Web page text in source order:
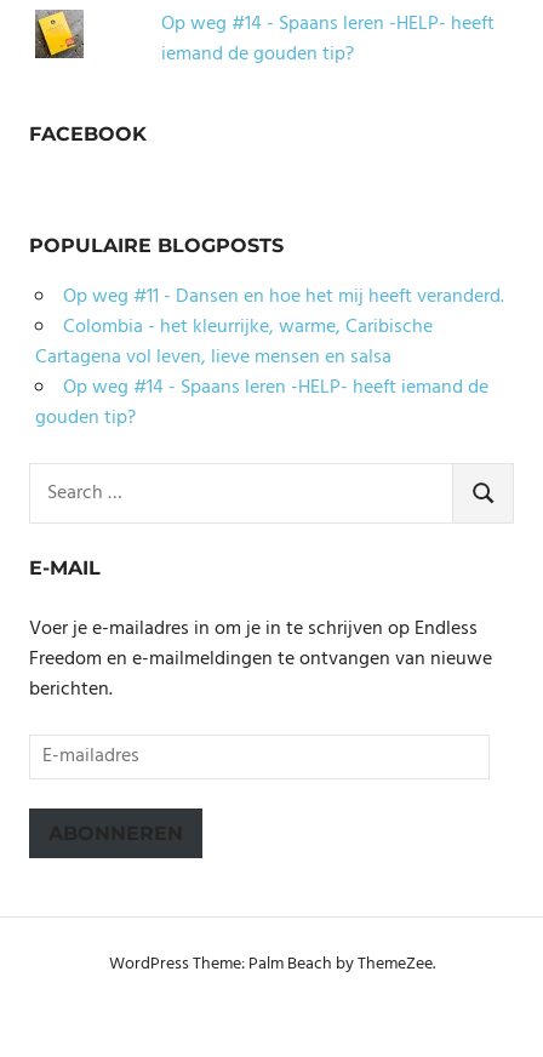
Op weg #14 - Spaans leren -HELP- heeft
iemand de gouden tip?
FACEBOOK
POPULAIRE BLOGPOSTS
Op weg #11 - Dansen en hoe het mij heeft veranderd.
Colombia - het kleurrijke, warme, Caribische
Cartagena vol leven, lieve mensen en salsa
Op weg #14 - Spaans leren -HELP- heeft iemand de
gouden tip?
for:
SEARCH
E-MAIL
Voer je e-mailadres in om je in te schrijven op Endless
Freedom en e-mailmeldingen te ontvangen van nieuwe
berichten.
E-
mailadres
ABONNEREN
WordPress Theme: Palm Beach by ThemeZee.